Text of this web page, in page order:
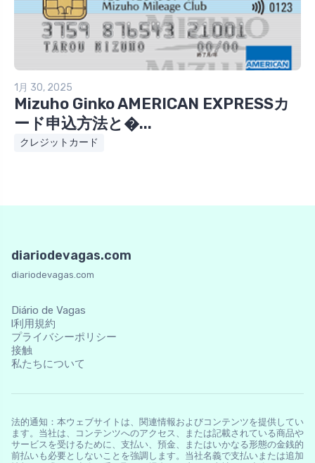
1月 30, 2025
Mizuho Ginko AMERICAN EXPRESSカ
ード申込方法と�...
クレジットカード
diariodevagas.com
diariodevagas.com
Diário de Vagas
l利用規約
プライバシーポリシー
接触
私たちについて
法的通知：本ウェブサイトは、関連情報およびコンテンツを提供してい
ます。当社は、コンテンツへのアクセス、または記載されている商品や
サービスを受けるために、支払い、預金、またはいかなる形態の金銭的
前払いも必要としないことを強調します。当社名義で支払いまたは追加